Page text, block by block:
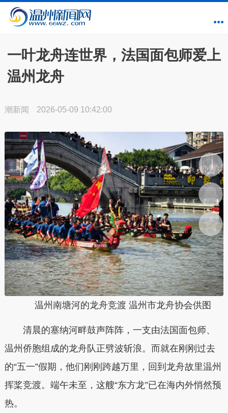
一叶龙舟连世界，法国面包师爱上
温州龙舟
潮新闻 2026-05-09 10:42:00
温州南塘河的龙舟竞渡 温州市龙舟协会供图
清晨的塞纳河畔鼓声阵阵，一支由法国面包师、
温州侨胞组成的龙舟队正劈波斩浪。而就在刚刚过去
的“五一”假期，他们刚刚跨越万里，回到龙舟故里温州
挥桨竞渡。端午未至，这艘“东方龙”已在海内外悄然预
热。